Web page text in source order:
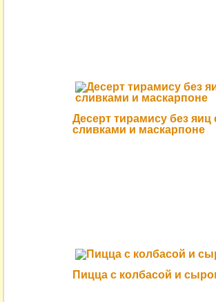
Десерт тирамису без яиц
сливками и маскарпоне
Пицца с колбасой и